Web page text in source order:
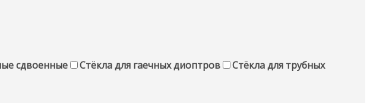
сдвоенные Стёкла для гаечных диоптров
Стёкла для трубных